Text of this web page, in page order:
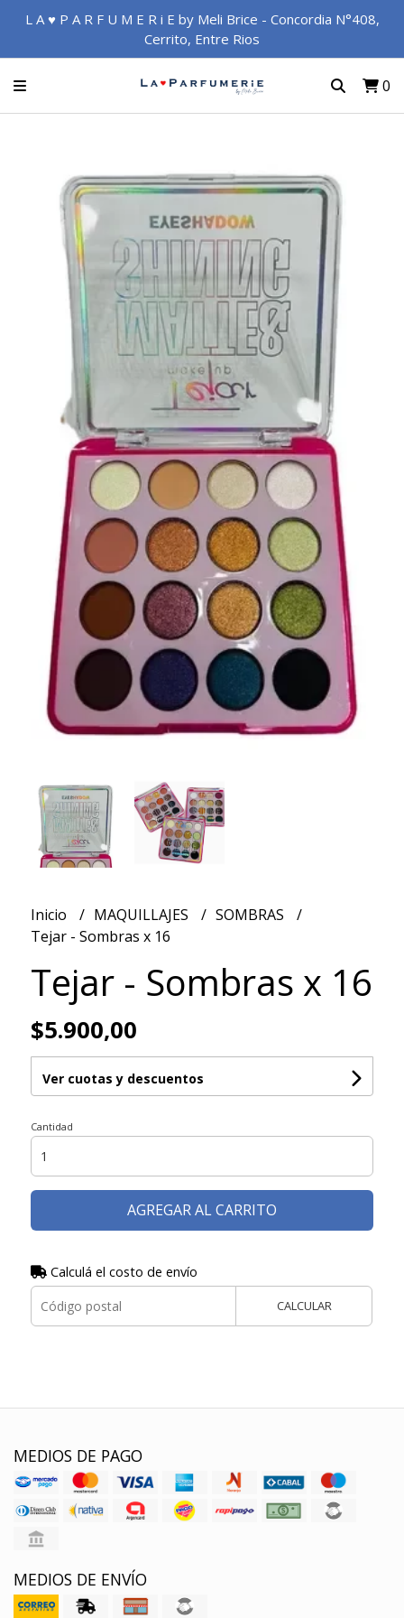
L A ♥ P A R F U M E R i E by Meli Brice - Concordia N°408,
Cerrito, Entre Rios
0
Inicio MAQUILLAJES
SOMBRAS
Tejar - Sombras x 16
Tejar - Sombras x 16
$5.900,00
Ver cuotas y descuentos
Cantidad
AGREGAR AL CARRITO
Calculá el costo de envío
CALCULAR
MEDIOS DE PAGO
MEDIOS DE ENVÍO